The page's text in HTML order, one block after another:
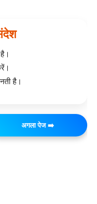
है।
अगला पेज ➡️